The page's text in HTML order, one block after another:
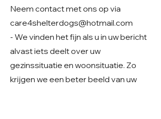
Neem contact met ons op via
care4shelterdogs@hotmail.com
- We vinden het fijn als u in uw bericht
alvast iets deelt over uw
gezinssituatie en woonsituatie. Zo
krijgen we een beter beeld van uw